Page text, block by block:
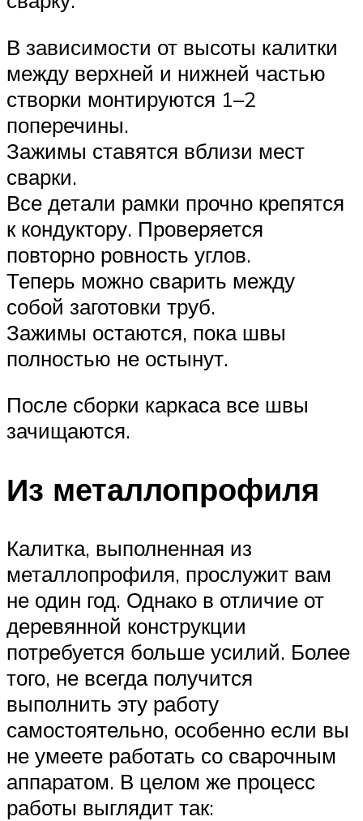
В зависимости от высоты калитки
между верхней и нижней частью
створки монтируются 1–2
поперечины.
Зажимы ставятся вблизи мест
сварки.
Все детали рамки прочно крепятся
к кондуктору. Проверяется
повторно ровность углов.
Теперь можно сварить между
собой заготовки труб.
Зажимы остаются, пока швы
полностью не остынут.
После сборки каркаса все швы
зачищаются.
Из металлопрофиля
Калитка, выполненная из
металлопрофиля, прослужит вам
не один год. Однако в отличие от
деревянной конструкции
потребуется больше усилий. Более
того, не всегда получится
выполнить эту работу
самостоятельно, особенно если вы
не умеете работать со сварочным
аппаратом. В целом же процесс
работы выглядит так: